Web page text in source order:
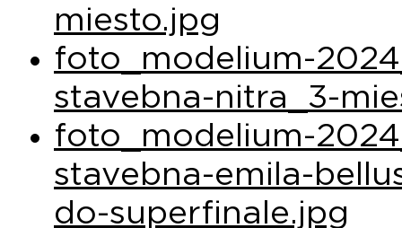
miesto.jpg
foto_modelium-
stavebna-nitra_3-
foto_modelium-
stavebna-emila-
do-superfinale.jpg